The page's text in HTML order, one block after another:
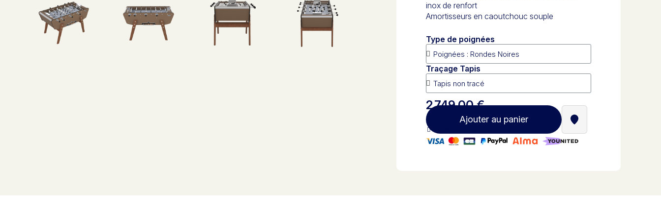
inox de renfort
Amortisseurs en caoutchouc souple
Type de poignées
Traçage Tapis
2 749,00 €
Ajouter au panier Trouver un revendeur
Paiement 100% sécurisé